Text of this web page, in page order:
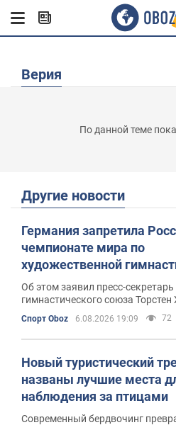
Верия
По данной теме
Другие новости
Германия запретила
чемпионате мира по
художественной
Об этом заявил пресс-
гимнастического союза Торстен
Спорт Oboz 6.08.2026 19:09 72
Новый туристический
названы лучшие места
наблюдения за птицами
Современный бердвочинг